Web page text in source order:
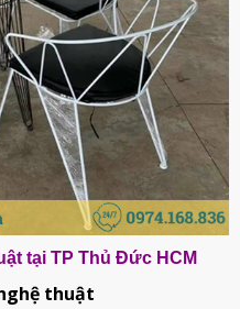
tại TP Thủ Đức HCM
thuật